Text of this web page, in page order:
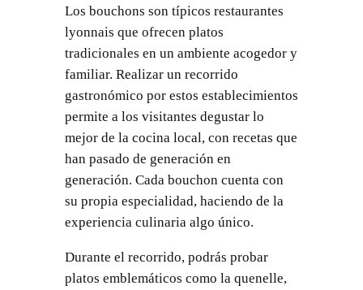
Los bouchons son típicos restaurantes
lyonnais que ofrecen platos
tradicionales en un ambiente acogedor y
familiar. Realizar un recorrido
gastronómico por estos establecimientos
permite a los visitantes degustar lo
mejor de la cocina local, con recetas que
han pasado de generación en
generación. Cada bouchon cuenta con
su propia especialidad, haciendo de la
experiencia culinaria algo único.
Durante el recorrido, podrás probar
platos emblemáticos como la quenelle,